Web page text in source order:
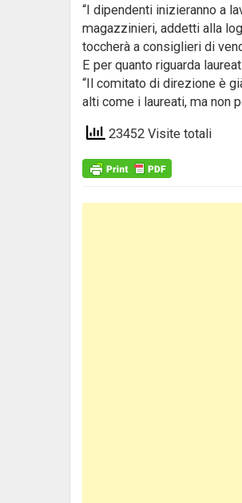
“I dipendenti inizieranno a
magazzinieri, addetti alla
toccherà a consiglieri di
E per quanto riguarda
“Il comitato di direzione è
alti come i laureati, ma non
23452 Visite totali